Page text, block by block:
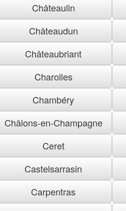
Châteaulin
Châteaudun
Châteaubriant
Charolles
Chambéry
Châlons-en-Champagne
Ceret
Castelsarrasin
Carpentras